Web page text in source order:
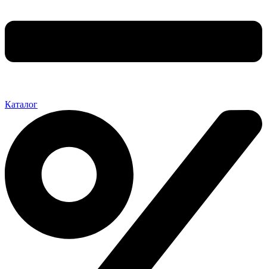
Каталог